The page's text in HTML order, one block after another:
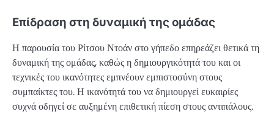
Επίδραση στη δυναμική της ομάδας
Η παρουσία του Ρίτσου Ντοάν στο γήπεδο επηρεάζει θετικά τη
δυναμική της ομάδας, καθώς η δημιουργικότητά του και οι
τεχνικές του ικανότητες εμπνέουν εμπιστοσύνη στους
συμπαίκτες του. Η ικανότητά του να δημιουργεί ευκαιρίες
συχνά οδηγεί σε αυξημένη επιθετική πίεση στους αντιπάλους.